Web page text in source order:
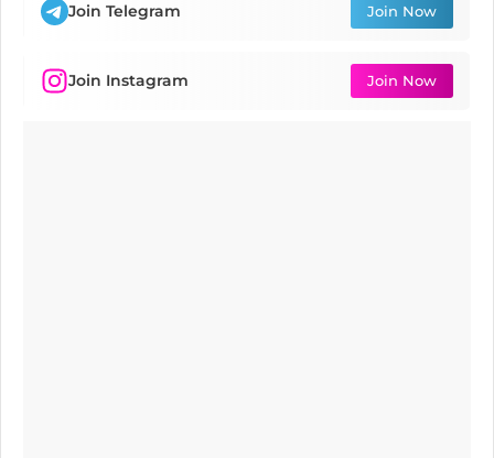
Join Telegram Join Now
Join Instagram Join Now